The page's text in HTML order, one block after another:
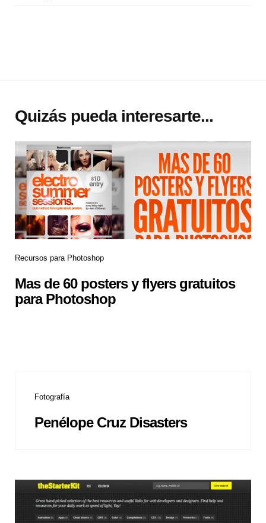
Quizás pueda interesarte...
Recursos para Photoshop
Mas de 60 posters y flyers gratuitos
para Photoshop
Fotografía
Penélope Cruz Disasters